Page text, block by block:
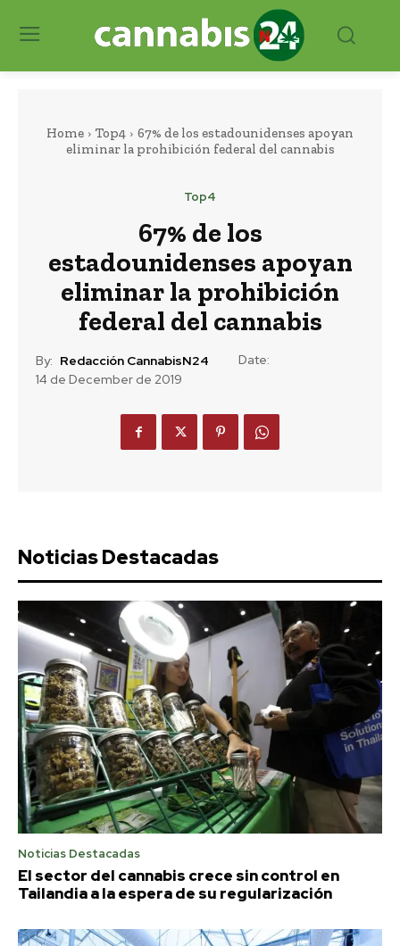
Home Top4
67% de los estadounidenses apoyan
eliminar la prohibición federal del cannabis
Top4
67% de los
estadounidenses apoyan
eliminar la prohibición
federal del cannabis
By: Redacción CannabisN24
Date:
14 de December de 2019
Noticias Destacadas
Noticias Destacadas
El sector del cannabis crece sin control en
Tailandia a la espera de su regularización